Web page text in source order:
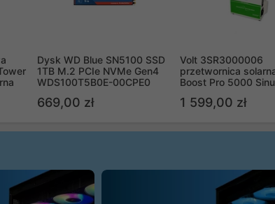
Dysk WD Blue SN5100 SSD
1TB M.2 PCIe NVMe Gen4
WDS100T5B0E-00CPE0
669,00 zł
Volt 3SR3000006
przetwornica
Boost Pro 5000
1 599,00 zł